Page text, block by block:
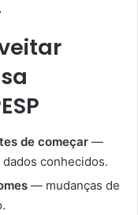
de começar —
conhecidos.
— mudanças de